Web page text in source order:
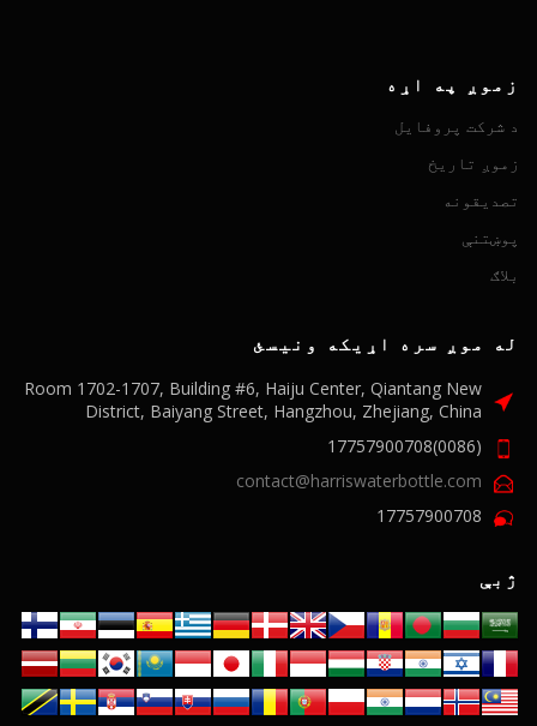
زموږ په اړه
د شرکت پروفایل
زموږ تاریخ
تصدیقونه
پوښتنې
بلاګ
له موږ سره اړیکه ونیسئ
Room 1702-1707, Building #6, Haiju Center, Qiantang New
District, Baiyang Street, Hangzhou, Zhejiang, China
(0086)17757900708
contact@harriswaterbottle.com
17757900708
ژبې